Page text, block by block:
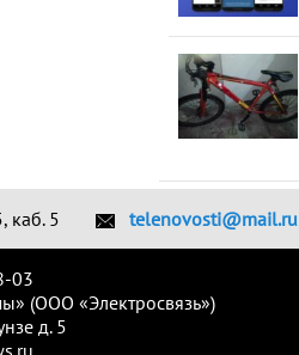
каб. 5 telenovosti@mail.ru
03
(ООО «Электросвязь»)
д. 5